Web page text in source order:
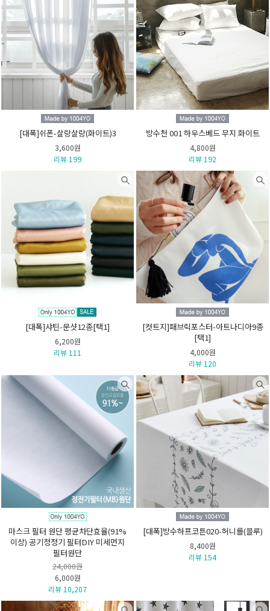
[대폭]쉬폰-살랑살랑(화이트)3
3,600원
리뷰 199
방수천 001 하우스베드 무지 화이트
4,800원
리뷰 192
[대폭]샤틴-문샷12종[택1]
6,200원
리뷰 111
[컷트지]패브릭포스터-아트나디아9종
[택1]
4,000원
리뷰 120
마스크 필터 원단 평균차단효율(91%
이상) 공기청정기 필터DIY 미세먼지
필터원단
24,000원
6,000원
리뷰 10,207
[대폭]방수하프코튼020-허니롤(블루)
8,400원
리뷰 154